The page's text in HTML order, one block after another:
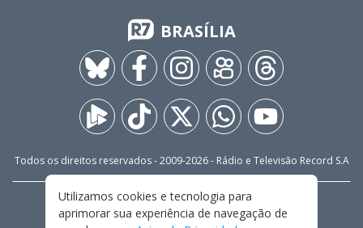
BRASÍLIA
Todos os direitos reservados - 2009-2026- Rádio e Televisão Record S.A
FALE CONOSCO
PRIVACIDADE
Utilizamos cookies e tecnologia para
aprimorar sua experiência de navegação de